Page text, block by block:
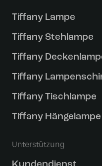
Tiffany Lampe
Tiffany Stehlampe
Tiffany
Tiffany
Tiffany Tischlampe
Tiffany Hängelampe
Unterstützung